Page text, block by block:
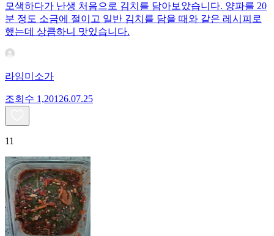
모색하다가 난생 처음으로 김치를 담아보았습니다. 양파를 20
분 정도 소금에 절이고 일반 김치를 담을 때와 같은 레시피로
했는데 상큼하니 맛있습니다.
라임미소가
조회수 1,201 26.07.25
11